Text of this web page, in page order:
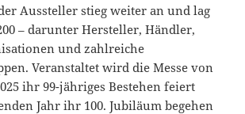
Aussteller stieg weiter an und lag
– darunter Hersteller, Händler,
und zahlreiche
Veranstaltet wird die Messe von
ihr 99-jähriges Bestehen feiert
Jahr ihr 100. Jubiläum begehen